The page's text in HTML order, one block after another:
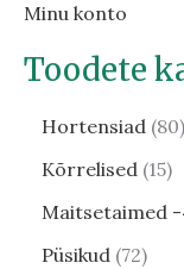
Minu konto
Toodete
Hortensiad 80
Kõrrelised 15
Maitsetaimed
Püsikud 72